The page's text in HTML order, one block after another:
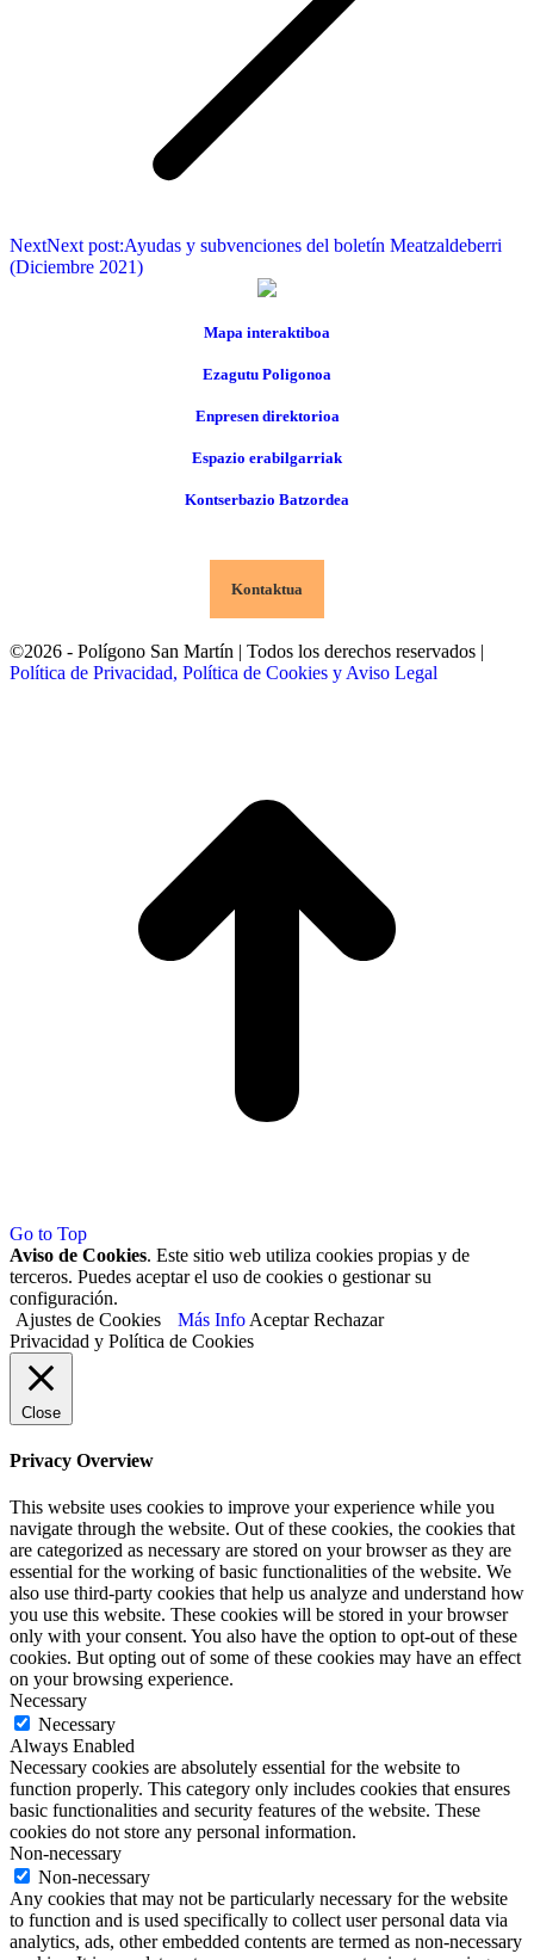
NextNext post:Ayudas y subvenciones del boletín Meatzaldeberri
(Diciembre 2021)
Mapa interaktiboa
Ezagutu Poligonoa
Enpresen direktorioa
Espazio erabilgarriak
Kontserbazio Batzordea
Kontaktua
©2026 - Polígono San Martín | Todos los derechos reservados |
Política de Privacidad, Política de Cookies y Aviso Legal
Go to Top
Aviso de Cookies. Este sitio web utiliza cookies propias y de
terceros. Puedes aceptar el uso de cookies o gestionar su
configuración.
Ajustes de Cookies
Más Info Aceptar Rechazar
Privacidad y Política de Cookies
Close
Privacy Overview
This website uses cookies to improve your experience while you
navigate through the website. Out of these cookies, the cookies that
are categorized as necessary are stored on your browser as they are
essential for the working of basic functionalities of the website. We
also use third-party cookies that help us analyze and understand how
you use this website. These cookies will be stored in your browser
only with your consent. You also have the option to opt-out of these
cookies. But opting out of some of these cookies may have an effect
on your browsing experience.
Necessary
Necessary
Always Enabled
Necessary cookies are absolutely essential for the website to
function properly. This category only includes cookies that ensures
basic functionalities and security features of the website. These
cookies do not store any personal information.
Non-necessary
Non-necessary
Any cookies that may not be particularly necessary for the website
to function and is used specifically to collect user personal data via
analytics, ads, other embedded contents are termed as non-necessary